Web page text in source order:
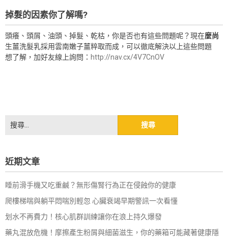
掉髮的因素你了解嗎?
頭癢、頭屑、油頭、掉髮、乾枯，你是否也有這些問題呢？現在麼尚
生薑洗髮乳採用雲南嫩子薑粹取而成，可以徹底解決以上這些問題
想了解，加好友線上詢問： http://nav.cx/4V7CnOV
搜
尋
字:
近期文章
睡前滑手機又吃重鹹？無形傷腎行為正在侵蝕你的健康
爬樓梯喘與躺平悶喘別輕忽 心臟衰竭早期警訊一次看懂
划水不再費力！核心肌群訓練讓你在浪上持久爆發
藥丸混放危機！摩擦產生粉屑與細菌滋生，你的藥箱可能藏著健康隱